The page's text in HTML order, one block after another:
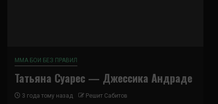
ММА БОИ БЕЗ ПРАВИЛ
Татьяна Суарес — Джессика Андраде
3 года тому назад Решит Сабитов